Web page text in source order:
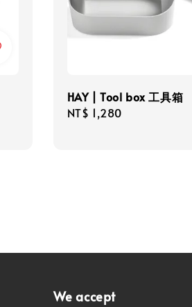
HAY | Tool box 工具箱
Regular
NT$ 1,280
We accept